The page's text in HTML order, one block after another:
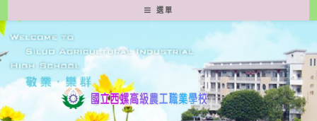
轉
至
要
容
選單